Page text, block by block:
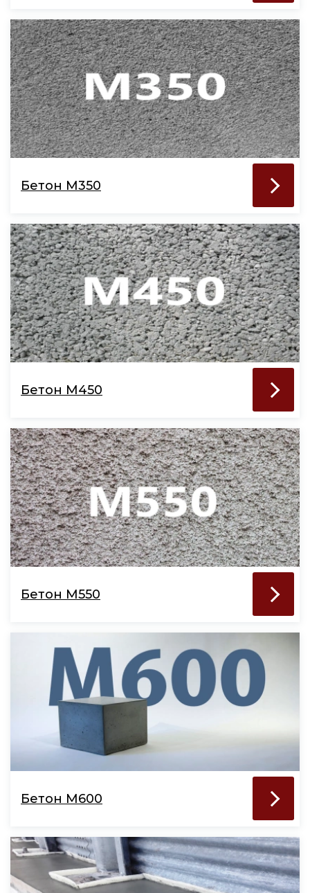
Бетон М350
Бетон М450
Бетон М550
Бетон М600